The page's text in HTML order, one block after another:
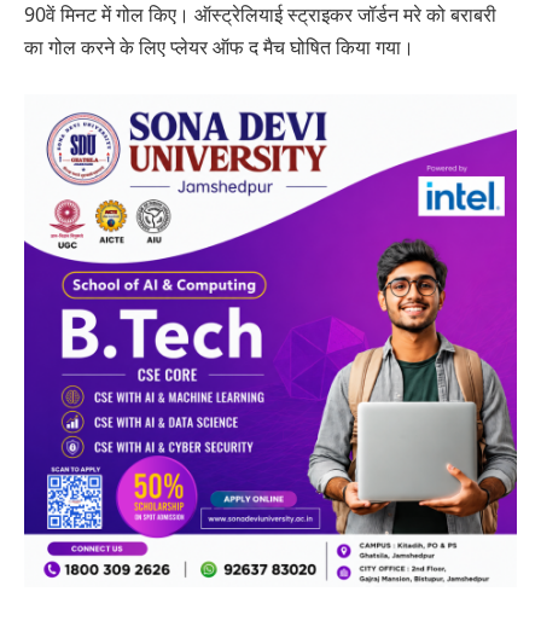
90वें मिनट में गोल किए। ऑस्ट्रेलियाई स्ट्राइकर जॉर्डन मरे को बराबरी
का गोल करने के लिए प्लेयर ऑफ द मैच घोषित किया गया।